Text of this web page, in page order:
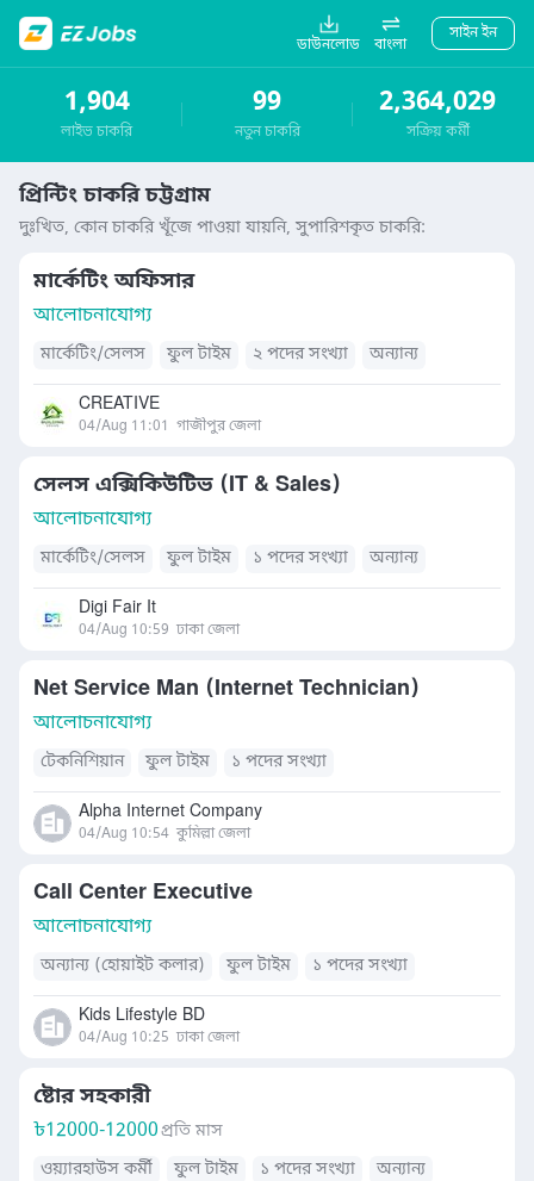
ডাউনলোড বাংলা
সাইন ইন
1,904
লাইভ চাকরি
99
নতুন চাকরি
2,364,029
সক্রিয় কর্মী
প্রিন্টিং চাকরি চট্টগ্রাম
দুঃখিত, কোন চাকরি খূঁজে পাওয়া যায়নি, সুপারিশকৃত চাকরি:
মার্কেটিং অফিসার
আলোচনাযোগ্য
মার্কেটিং/সেলস ফুল টাইম ২ পদের সংখ্যা অন্যান্য
CREATIVE
04/Aug 11:01 গাজীপুর জেলা
সেলস এক্সিকিউটিভ (IT & Sales)
আলোচনাযোগ্য
মার্কেটিং/সেলস ফুল টাইম ১ পদের সংখ্যা অন্যান্য
Digi Fair It
04/Aug 10:59 ঢাকা জেলা
Net Service Man (Internet Technician)
আলোচনাযোগ্য
টেকনিশিয়ান ফুল টাইম ১ পদের সংখ্যা
Alpha Internet Company
04/Aug 10:54 কুমিল্লা জেলা
Call Center Executive
আলোচনাযোগ্য
অন্যান্য (হোয়াইট কলার) ফুল টাইম ১ পদের সংখ্যা
Kids Lifestyle BD
04/Aug 10:25 ঢাকা জেলা
ষ্টোর সহকারী
৳12000-12000প্রতি মাস
ওয়্যারহাউস কর্মী
ফুল টাইম ১ পদের সংখ্যা অন্যান্য